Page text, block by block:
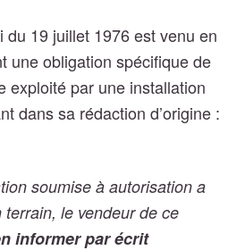
du 19 juillet 1976 est venu en
une obligation spécifique de
exploité par une installation
dans sa rédaction d’origine :
soumise à autorisation a
le vendeur de ce
informer par écrit